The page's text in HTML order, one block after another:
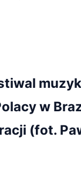
w
(fot.